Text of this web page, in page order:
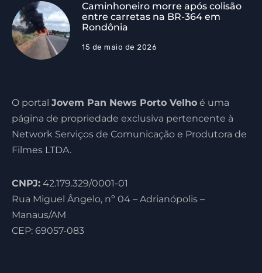
Caminhoneiro morre após colisão
entre carretas na BR-364 em
Rondônia
15 de maio de 2026
O portal Jovem Pan News Porto Velho é uma
página de propriedade exclusiva pertencente à
Network Serviços de Comunicação e Produtora de
Filmes LTDA.
CNPJ: 42.179.329/0001-01
Rua Miguel Ângelo, nº 04 – Adrianópolis –
Manaus/AM
CEP: 69057-083